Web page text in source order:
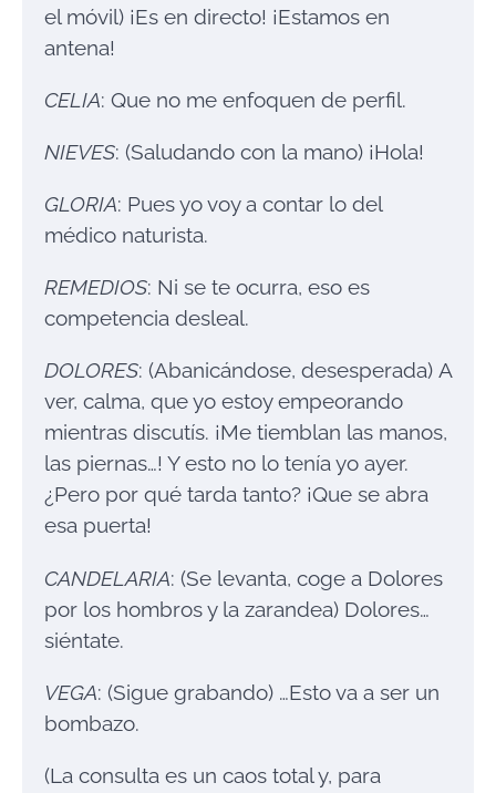
el móvil) ¡Es en directo! ¡Estamos en
antena!
CELIA: Que no me enfoquen de perfil.
NIEVES: (Saludando con la mano) ¡Hola!
GLORIA: Pues yo voy a contar lo del
médico naturista.
REMEDIOS: Ni se te ocurra, eso es
competencia desleal.
DOLORES: (Abanicándose, desesperada) A
ver, calma, que yo estoy empeorando
mientras discutís. ¡Me tiemblan las manos,
las piernas…! Y esto no lo tenía yo ayer.
¿Pero por qué tarda tanto? ¡Que se abra
esa puerta!
CANDELARIA: (Se levanta, coge a Dolores
por los hombros y la zarandea) Dolores…
siéntate.
VEGA: (Sigue grabando) …Esto va a ser un
bombazo.
(La consulta es un caos total y, para